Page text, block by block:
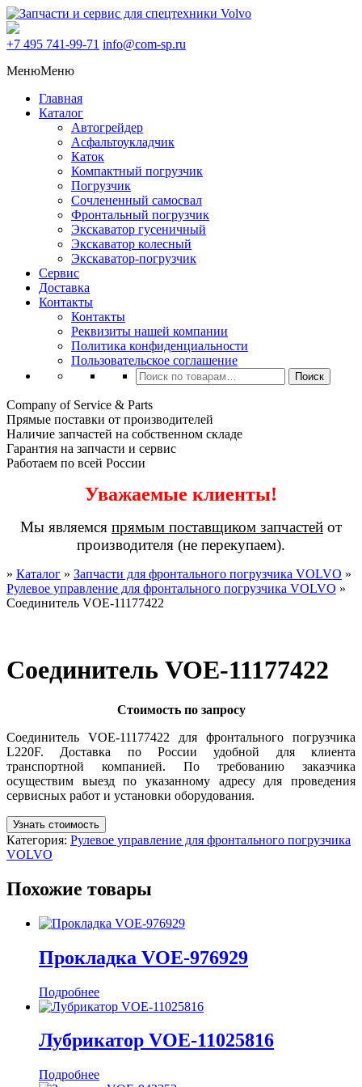
+7 495 741-99-71 info@com-sp.ru
МенюМеню
Главная
Каталог
Автогрейдер
Асфальтоукладчик
Каток
Компактный погрузчик
Погрузчик
Сочлененный самосвал
Фронтальный погрузчик
Экскаватор гусеничный
Экскаватор колесный
Экскаватор-погрузчик
Сервис
Доставка
Контакты
Контакты
Реквизиты нашей компании
Политика конфиденциальности
Пользовательское соглашение
Искать:
Поиск
Company of Service & Parts
Прямые поставки от производителей
Наличие запчастей на собственном складе
Гарантия на запчасти и сервис
Работаем по всей России
Уважаемые клиенты!
Мы являемся прямым поставщиком запчастей от
производителя (не перекупаем).
» Каталог » Запчасти для фронтального погрузчика VOLVO »
Рулевое управление для фронтального погрузчика VOLVO »
Соединитель VOE-11177422
Соединитель VOE-11177422
Стоимость по запросу
Соединитель VOE-11177422 для фронтального погрузчика
L220F. Доставка по России удобной для клиента
транспортной компанией. По требованию заказчика
осуществим выезд по указанному адресу для проведения
сервисных работ и установки оборудования.
Узнать стоимость
Категория: Рулевое управление для фронтального погрузчика
VOLVO
Похожие товары
Прокладка VOE-976929
Подробнее
Лубрикатор VOE-11025816
Подробнее